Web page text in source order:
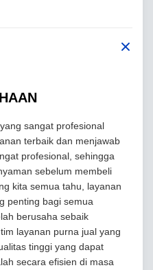
sangat profesional
terbaik dan menjawab
profesional, sehingga
sebelum membeli
kita semua tahu, layanan
penting bagi semua
berusaha sebaik
layanan purna jual yang
tinggi yang dapat
secara efisien di masa